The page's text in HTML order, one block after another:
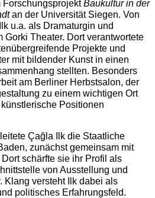
Baukultur in der
an der Universität Siegen. Von
u.a. als Dramaturgin und
Gorki Theater. Dort verantwortete
Projekte und
mit bildender Kunst in einen
stellten. Besonders
am Berliner Herbstsalon, der
zu einem wichtigen Ort
Positionen
Çağla Ilk die Staatliche
zunächst gemeinsam mit
Dort schärfte sie ihr Profil als
von Ausstellung und
Klang versteht Ilk dabei als
politisches Erfahrungsfeld.